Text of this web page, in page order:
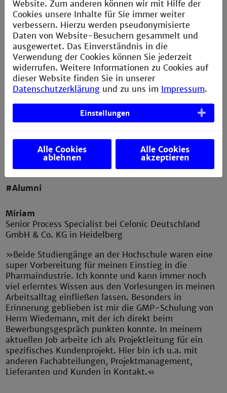
Mannheim ist äußerst empfehlenswert, und ich denke
sehr gerne daran zurück. Im späteren Berufsleben
bemerkt man, wie außerordentlich gut die
Thematiken des Studiengangs aufgebaut sind. Das
Zusammenspiel von forschungs- und
industriebezogenen Inhalten birgt viele Vorteile in der
beruflichen Entwicklung. Ob Aufenthalt in Laboren
der Grundlagenforschung oder im GMP-Umfeld der
pharmazeutischen Industrie - für beides ist man gut
gerüstet. Die Betreuung und Unterstützung durch
Dozenten und Mitarbeiter ist sehr umgänglich und
jederzeit gegeben.«
#Alumni
Miriam
Senior Process Specialist bei Celonic Deutschland
GmbH & Co. KG in Heidelberg
»Beide Studiengänge an der Hochschule waren eine
super Vorbereitung für meinen Einstieg in die
Pharmaindustrie. Ich konnte und kann immer noch
viel erlerntes Wissen aus den Vorlesungen in meinen
Arbeitsalltag einfließen lassen. Besonders in
Erinnerung geblieben ist mir die GMP-Schulung von
Herrn Wiedemann, mit der ich direkt beim
Bewerbungsgespräch punkten konnte. In meinem
aktuellen Job arbeite ich als Projektleitung für ein
spezifisches Kundenprojekt. Hier bin ich u.a. mit
anderen Fachabteilungen, Projektmanagement,
Lieferanten und Kunden in Kontakt.«
Website. Zum anderen können wir mit Hilfe der
Cookies unsere Inhalte für Sie immer weiter
verbessern. Hierzu werden pseudonymisierte
Daten von Website-Besuchern gesammelt und
ausgewertet. Das Einverständnis in die
Verwendung der Cookies können Sie jederzeit
widerrufen. Weitere Informationen zu Cookies auf
dieser Website finden Sie in unserer
Datenschutzerklärung und zu uns im Impressum.
Einstellungen
Alle Cookies
ablehnen
Alle Cookies
akzeptieren